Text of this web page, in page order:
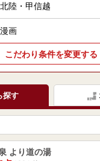
北陸・甲信越
漫画
こだわり条件を変更する
探す
より道の湯